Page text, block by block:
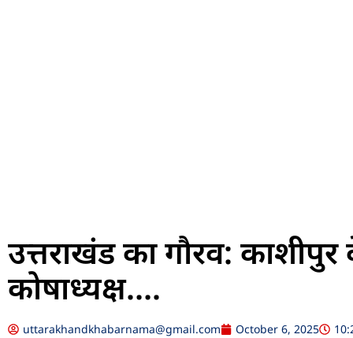
उत्तराखंड का गौरव: काशीपुर
कोषाध्यक्ष….
uttarakhandkhabarnama@gmail.com October 6, 2025